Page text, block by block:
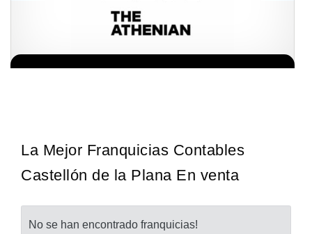
La Mejor Franquicias Contables
Castellón de la Plana En venta
No se han encontrado franquicias!